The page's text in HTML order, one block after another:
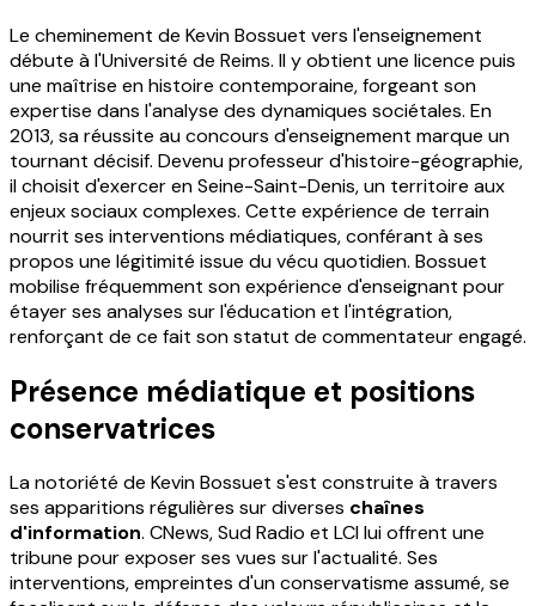
Le cheminement de Kevin Bossuet vers l'enseignement
débute à l'Université de Reims. Il y obtient une licence puis
une maîtrise en histoire contemporaine, forgeant son
expertise dans l'analyse des dynamiques sociétales. En
2013, sa réussite au concours d'enseignement marque un
tournant décisif. Devenu professeur d'histoire-géographie,
il choisit d'exercer en Seine-Saint-Denis, un territoire aux
enjeux sociaux complexes. Cette expérience de terrain
nourrit ses interventions médiatiques, conférant à ses
propos une légitimité issue du vécu quotidien. Bossuet
mobilise fréquemment son expérience d'enseignant pour
étayer ses analyses sur l'éducation et l'intégration,
renforçant de ce fait son statut de commentateur engagé.
Présence médiatique et positions
conservatrices
La notoriété de Kevin Bossuet s'est construite à travers
ses apparitions régulières sur diverses chaînes
d'information. CNews, Sud Radio et LCI lui offrent une
tribune pour exposer ses vues sur l'actualité. Ses
interventions, empreintes d'un conservatisme assumé, se